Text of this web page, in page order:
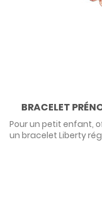
BRACELET
Pour un petit enfant,
un bracelet Liberty
précieuse qu'il ou
forme